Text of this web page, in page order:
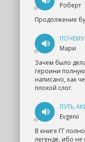
Роберт
Продолжение
Мари
Зачем было
героини
написано, как
плохой слог.
Evgenii
В книге ГГ
легенде, ибо